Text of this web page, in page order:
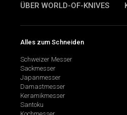
ÜBER WORLD-OF-KNIVES
Alles zum Schneiden
Schweizer Messer
Sackmesser
Japanmesser
Damastmesser
Keramikmesser
Santoku